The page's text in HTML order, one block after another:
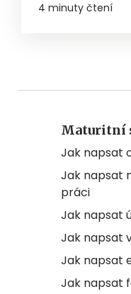
4 minuty čtení
Maturitní
Jak napsat
Jak napsat
práci
Jak napsat
Jak napsat
Jak napsat
Jak napsat